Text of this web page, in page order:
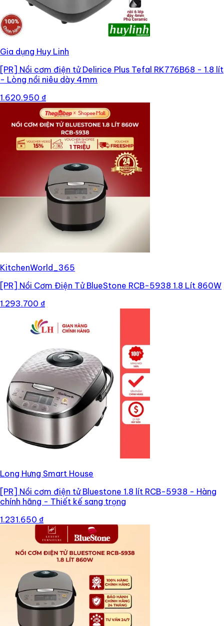
Gia dụng Huy Linh
[PR] Nồi cơm điện tử Delirice Plus Tefal RK776B68 - 1.8 lít
- Lòng nồi niêu dày 4mm
1.620.950 ₫
KitchenWorld_365
[PR] Nồi Cơm Điện Tử BlueStone RCB-5938 1.8 Lít 860W
1.293.700 ₫
Long Hưng Smart House
[PR] Nồi cơm điện tử Bluestone 1.8 lít RCB-5938 - Hàng
chính hãng - Thiết kế sang trọng
1.231.650 ₫